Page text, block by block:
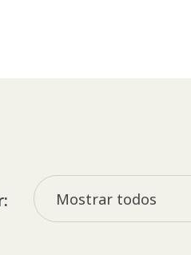
Filtrar por tag
Mostrar todos